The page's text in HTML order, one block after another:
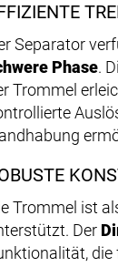
Separator
Phase.
Trommel
Trommel ist
Der
die